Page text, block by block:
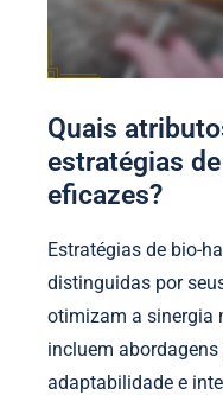
Quais
estratégias
eficazes?
Estratégias de bio-
distinguidas por
otimizam a sinergia
incluem
adaptabilidade e